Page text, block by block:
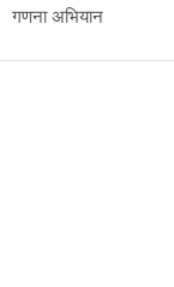
गणना अभियान